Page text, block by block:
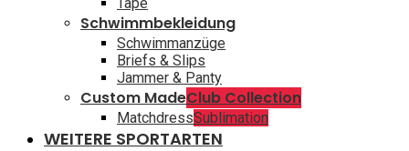
Schwimmbekleidung
Schwimmanzüge
Briefs & Slips
Jammer & Panty
Custom MadeClub Collection
MatchdressSublimation
WEITERE SPORTARTEN